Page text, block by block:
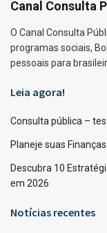
Canal Consulta
O Canal Consulta
programas sociais,
pessoais para
Leia agora!
Consulta pública –
Planeje suas
Descubra 10
em 2026
Notícias recentes